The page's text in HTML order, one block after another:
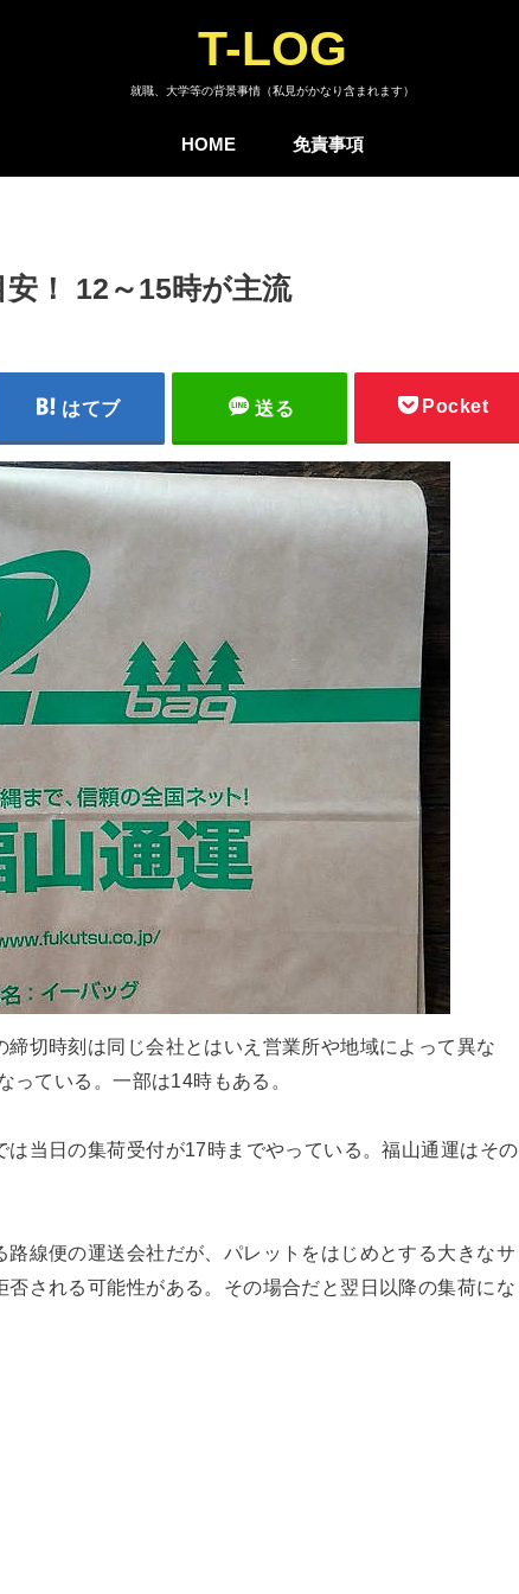
T-LOG
就職、大学等の背景事情（私見がかなり含まれます）
HOME 免責事項
！ 12～15時が主流
はてブ 送る Pocket
切時刻は同じ会社とはいえ営業所や地域によって異な
っている。一部は14時もある。
当日の集荷受付が17時までやっている。福山通運はその
線便の運送会社だが、パレットをはじめとする大きなサ
される可能性がある。その場合だと翌日以降の集荷にな